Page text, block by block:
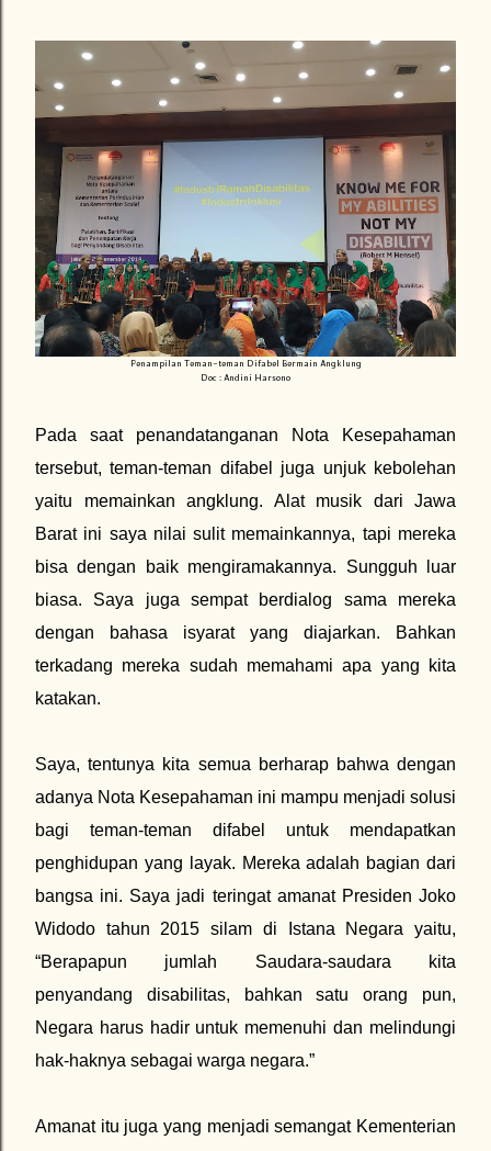
Penampilan Teman-teman Difabel Bermain Angklung
Doc : Andini Harsono
Pada saat penandatanganan Nota Kesepahaman
tersebut, teman-teman difabel juga unjuk kebolehan
yaitu memainkan angklung. Alat musik dari Jawa
Barat ini saya nilai sulit memainkannya, tapi mereka
bisa dengan baik mengiramakannya. Sungguh luar
biasa. Saya juga sempat berdialog sama mereka
dengan bahasa isyarat yang diajarkan. Bahkan
terkadang mereka sudah memahami apa yang kita
katakan.
Saya, tentunya kita semua berharap bahwa dengan
adanya Nota Kesepahaman ini mampu menjadi solusi
bagi teman-teman difabel untuk mendapatkan
penghidupan yang layak. Mereka adalah bagian dari
bangsa ini. Saya jadi teringat amanat Presiden Joko
Widodo tahun 2015 silam di Istana Negara yaitu,
“Berapapun jumlah Saudara-saudara kita
penyandang disabilitas, bahkan satu orang pun,
Negara harus hadir untuk memenuhi dan melindungi
hak-haknya sebagai warga negara.”
Amanat itu juga yang menjadi semangat Kementerian